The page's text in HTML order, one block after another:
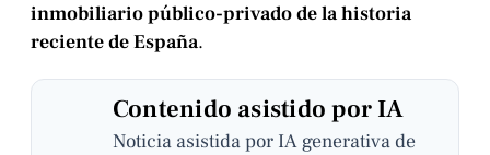
inmobiliario público-privado de la historia
reciente de España.
Contenido asistido por IA
Noticia asistida por IA generativa de